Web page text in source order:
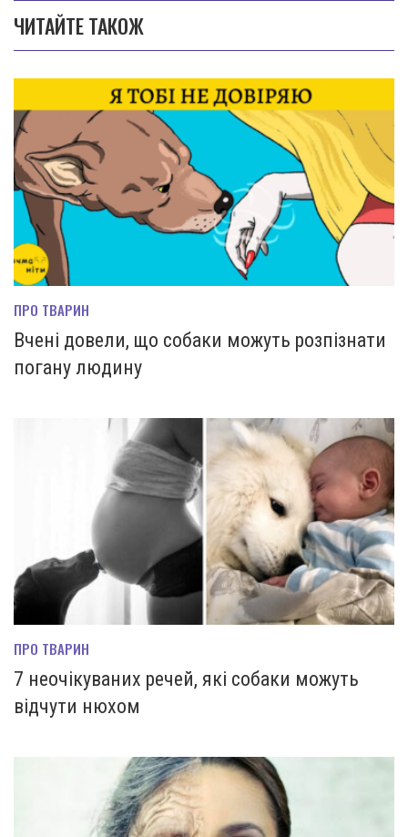
ЧИТАЙТЕ ТАКОЖ
ПРО ТВАРИН
Вчені довели, що собаки можуть розпізнати
погану людину
ПРО ТВАРИН
7 неочікуваних речей, які собаки можуть
відчути нюхом